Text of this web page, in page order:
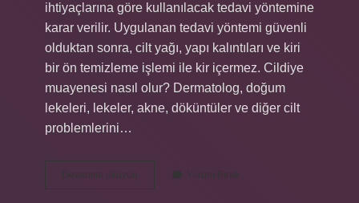
ihtiyaçlarına göre kullanılacak tedavi yöntemine
karar verilir. Uygulanan tedavi yöntemi güvenli
olduktan sonra, cilt yağı, yapı kalıntıları ve kiri
bir ön temizleme işlemi ile kir içermez. Cildiye
muayenesi nasıl olur? Dermatolog, doğum
lekeleri, lekeler, akne, döküntüler ve diğer cilt
problemlerini…
Devamını okuyun
Için
Yorum Bırak